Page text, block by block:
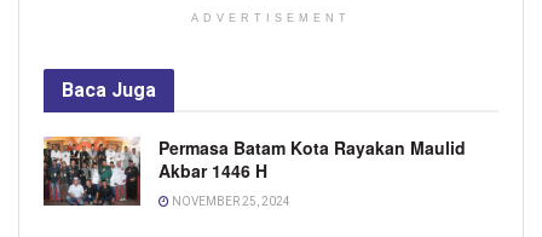
ADVERTISEMENT
Baca Juga
Permasa Batam Kota Rayakan Maulid
Akbar 1446 H
NOVEMBER 25, 2024